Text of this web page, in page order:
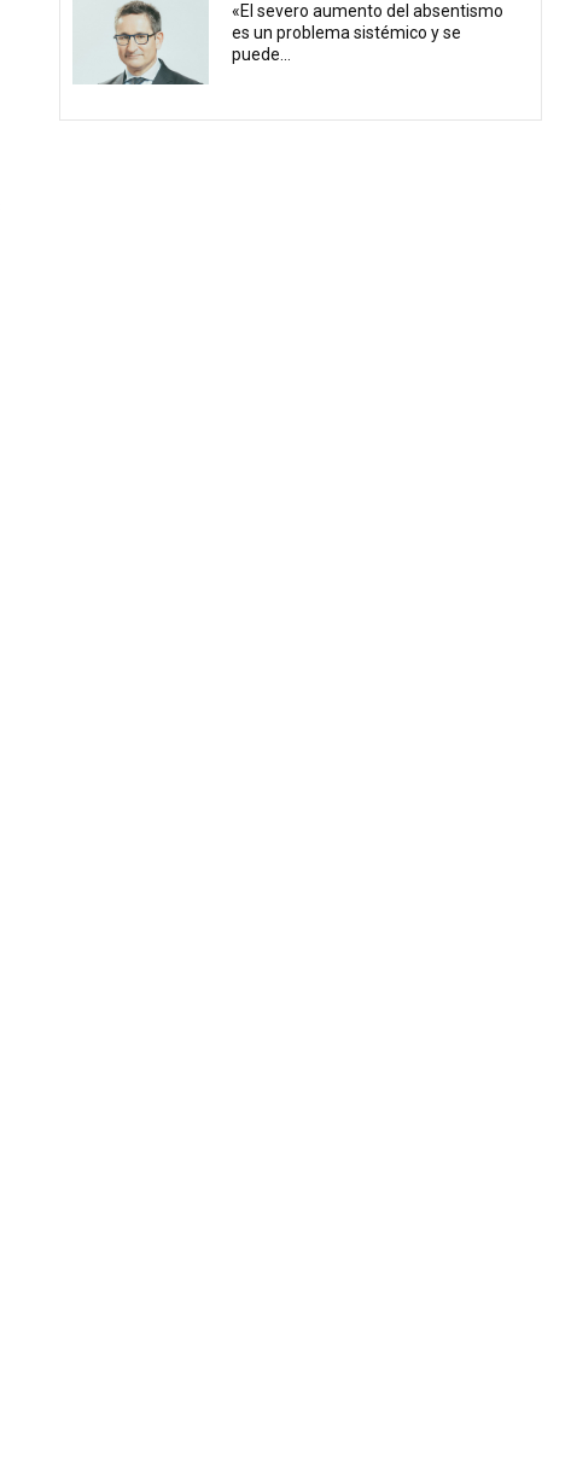
«El severo aumento del absentismo
es un problema sistémico y se
puede...